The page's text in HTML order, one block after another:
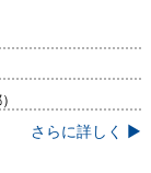
さらに詳しく ▶